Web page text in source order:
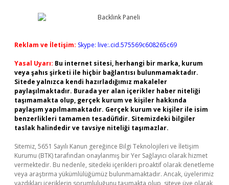
Reklam ve İletişim: Skype: live:.cid.575569c608265c69
Yasal Uyarı: Bu internet sitesi, herhangi bir marka, kurum
veya şahıs şirketi ile hiçbir bağlantısı bulunmamaktadır.
Sitede yalnızca kendi hazırladığımız makaleler
paylaşılmaktadır. Burada yer alan içerikler haber niteliği
taşımamakta olup, gerçek kurum ve kişiler hakkında
paylaşım yapılmamaktadır. Gerçek kurum ve kişiler ile isim
benzerlikleri tamamen tesadüfidir. Sitemizdeki bilgiler
taslak halindedir ve tavsiye niteliği taşımazlar.
Sitemiz, 5651 Sayılı Kanun gereğince Bilgi Teknolojileri ve İletişim
Kurumu (BTK) tarafından onaylanmış bir Yer Sağlayıcı olarak hizmet
vermektedir. Bu nedenle, sitedeki içerikleri proaktif olarak denetleme
veya araştırma yükümlülüğümüz bulunmamaktadır. Ancak, üyelerimiz
yazdıkları içeriklerin sorumluluğunu taşımakta olup, siteye üye olarak